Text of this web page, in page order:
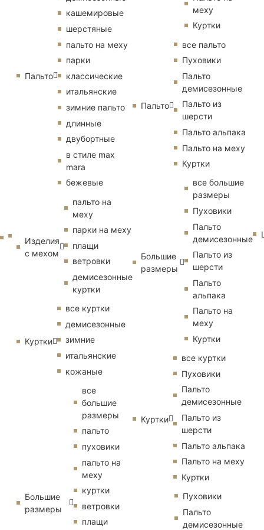
Пальто
кашемировые
шерстяные
пальто на меху
парки
классические
итальянские
зимние пальто
длинные
двубортные
в стиле max
mara
бежевые
Изделия
с мехом
пальто на
меху
парки на меху
плащи
ветровки
демисезонные
куртки
Куртки
все куртки
демисезонные
зимние
итальянские
кожаные
Большие
размеры
все
большие
размеры
пальто
пуховики
пальто на
меху
куртки
ветровки
плащи
меху
Куртки
Пальто
все пальто
Пуховики
Пальто
демисезонные
Пальто из
шерсти
Пальто альпака
Пальто на меху
Куртки
Большие
размеры
все большие
размеры
Пуховики
Пальто
демисезонные
Пальто из
шерсти
Пальто
альпака
Пальто на
меху
Куртки
Куртки
все куртки
Пуховики
Пальто
демисезонные
Пальто из
шерсти
Пальто альпака
Пальто на меху
Куртки
Пуховики
Пальто
демисезонные